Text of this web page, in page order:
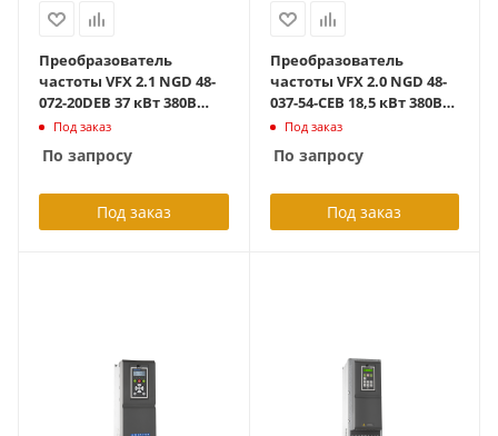
Преобразователь
частоты VFX 2.1 NGD 48-
072-20DEB 37 кВт 380В
IP20 с тормозным
Под заказ
По запросу
Под заказ
Преобразователь
частоты VFX 2.0 NGD 48-
037-54-CEB 18,5 кВт 380В
IP54_Lift Version_с платой
Под заказ
По запросу
Под заказ